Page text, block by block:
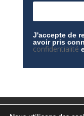
J'accepte de
avoir pris
confidentialité